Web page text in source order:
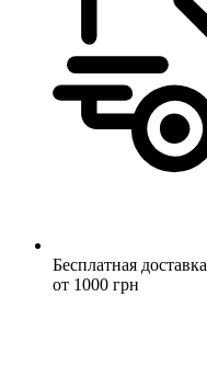
Бесплатная доставка
от 1000 грн